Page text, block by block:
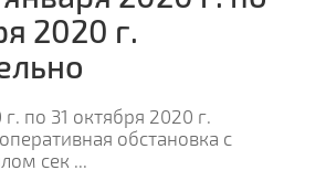
2020 г.
по 31 октября 2020 г.
обстановка с
сек ...